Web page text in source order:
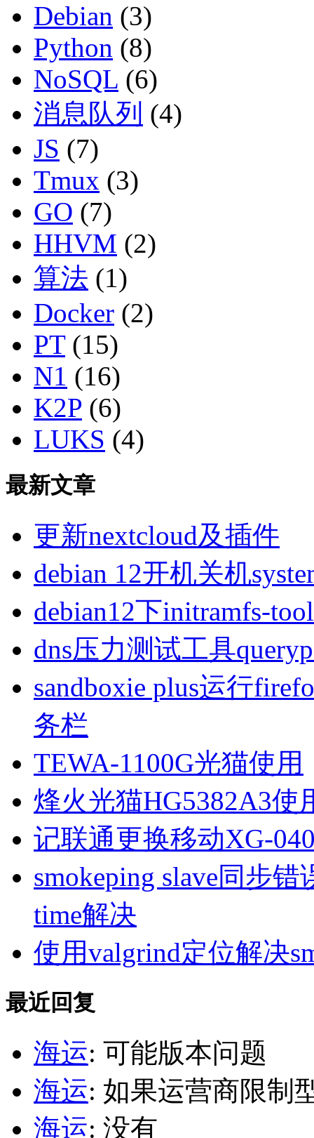
Debian (3)
Python (8)
NoSQL (6)
消息队列 (4)
JS (7)
Tmux (3)
GO (7)
HHVM (2)
算法 (1)
Docker (2)
PT(15)
N1 (16)
K2P (6)
LUKS (4)
最新文章
更新nextcloud及插件
debian 12开机关机
debian12下initramfs-
dns压力测试工具
sandboxie plus运行
务栏
TEWA-1100G光猫使用
烽火光猫HG5382A3使
记联通更换移动XG-
smokeping slave同步错
time解决
使用valgrind定位解决
最近回复
海运: 可能版本问题
海运: 如果运营商限制
海运: 没有